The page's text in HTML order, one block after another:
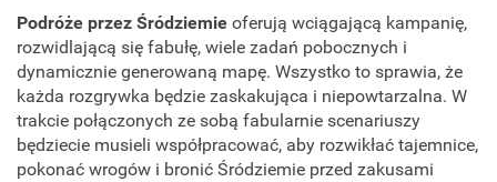
Podróże przez Śródziemie oferują wciągającą kampanię,
rozwidlającą się fabułę, wiele zadań pobocznych i
dynamicznie generowaną mapę. Wszystko to sprawia, że
każda rozgrywka będzie zaskakująca i niepowtarzalna. W
trakcie połączonych ze sobą fabularnie scenariuszy
będziecie musieli współpracować, aby rozwikłać tajemnice,
pokonać wrogów i bronić Śródziemie przed zakusami